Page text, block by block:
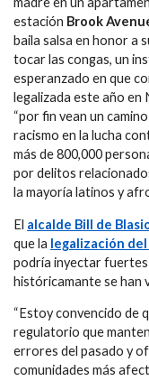
estación Brook
baila salsa en honor a
tocar las congas, un
esperanzado en que
legalizada este año en
“por fin vean un
racismo en la lucha
más de 800,000
por delitos
la mayoría latinos y
El alcalde Bill de
que la legalización
podría inyectar fuertes
históricamante se han
“Estoy convencido de
regulatorio que
errores del pasado y
comunidades más